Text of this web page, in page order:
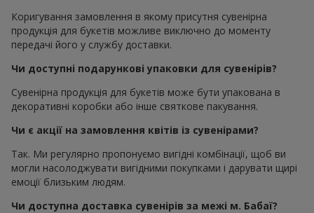
Коригування замовлення в якому присутня сувенірна
продукція для букетів можливе виключно до моменту
передачі його у службу доставки.
Чи доступні подарункові упаковки для сувенірів?
Сувенірна продукція для букетів може бути упакована в
декоративні коробки або інше святкове пакування.
Чи є акції на замовлення квітів із сувенірами?
Так. Ми регулярно пропонуємо вигідні комбінації, щоб ви
могли насолоджувати вигідними покупками і дарувати щирі
емоції близьким людям.
Чи доступна доставка сувенірів за межі м. Бабаї?